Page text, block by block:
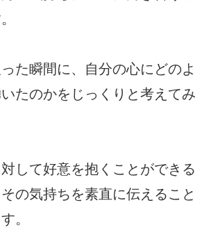
た瞬間に、自分の心にどのよ
たのかをじっくりと考えてみ
して好意を抱くことができる
の気持ちを素直に伝えること
。